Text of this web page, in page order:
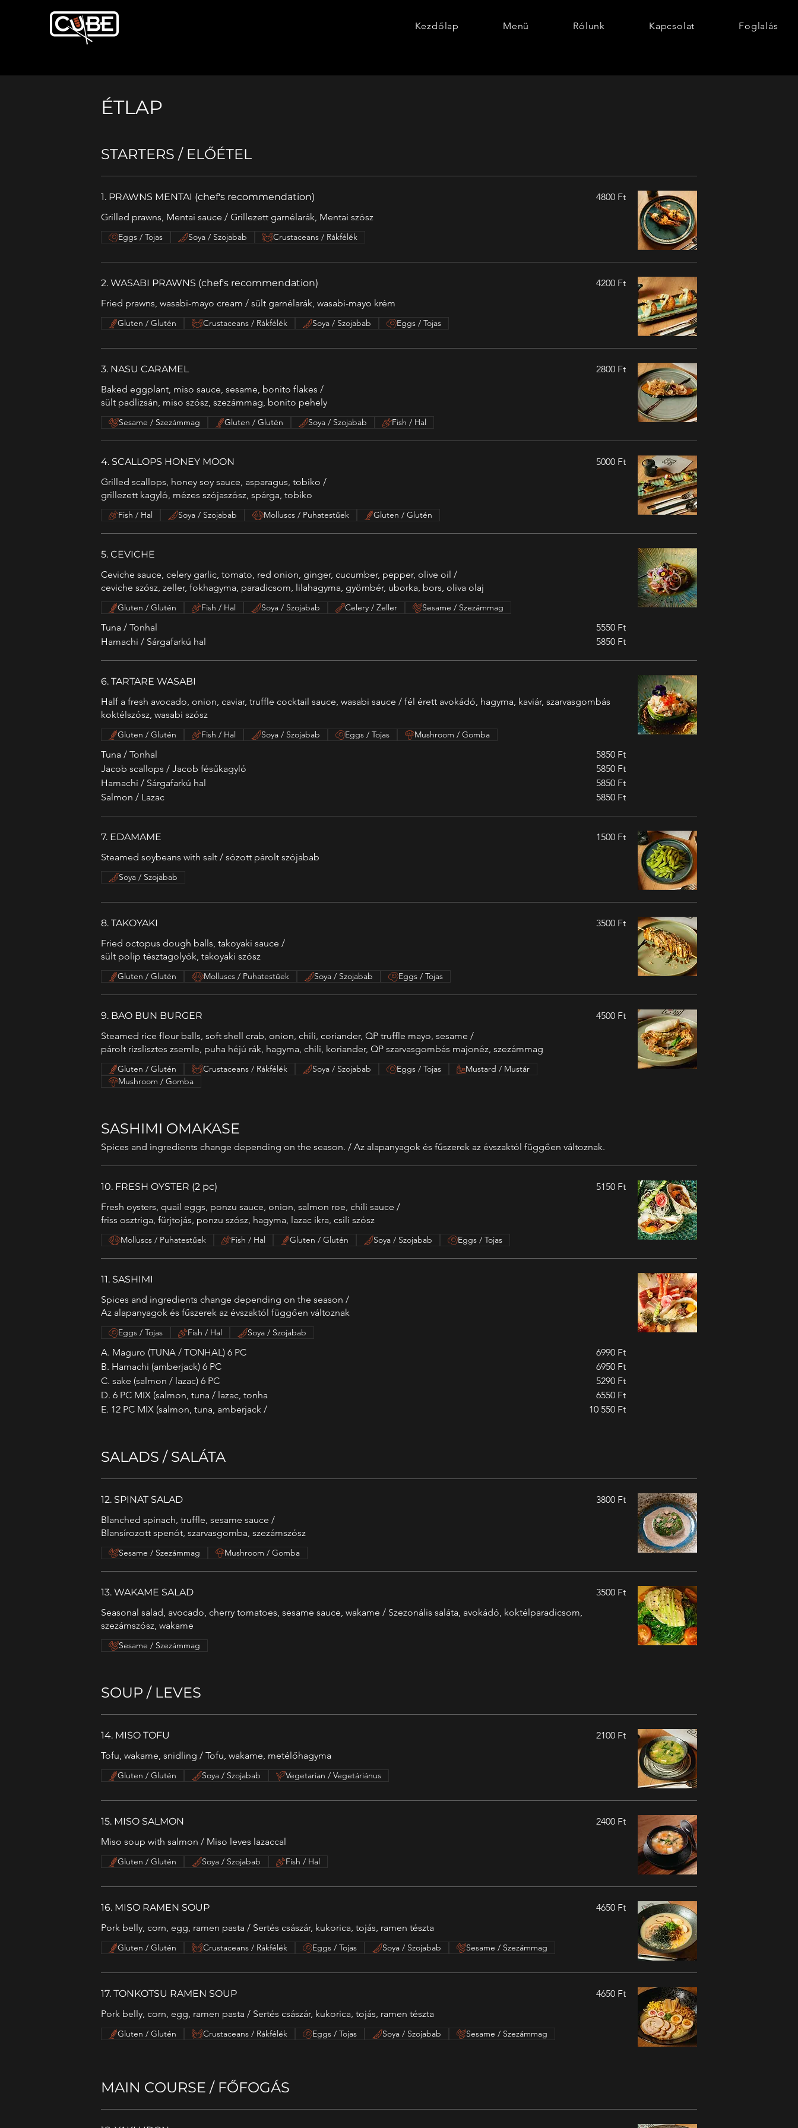
Kezdőlap Menü Rólunk Kapcsolat Foglalás
ÉTLAP
STARTERS / ELŐÉTEL
1. PRAWNS MENTAI (chef's recommendation)
Grilled prawns, Mentai sauce / Grillezett garnélarák, Mentai szósz
4800 Ft
Eggs / Tojas Soya / Szojabab Crustaceans / Rákfélék
2. WASABI PRAWNS (chef's recommendation)
Fried prawns, wasabi-mayo cream / sült garnélarák, wasabi-mayo krém
4200 Ft
Gluten / Glutén Crustaceans / Rákfélék Soya / Szojabab Eggs / Tojas
3. NASU CARAMEL
Baked eggplant, miso sauce, sesame, bonito flakes /
sült padlizsán, miso szósz, szezámmag, bonito pehely
2800 Ft
Sesame / Szezámmag Gluten / Glutén Soya / Szojabab Fish / Hal
4. SCALLOPS HONEY MOON
Grilled scallops, honey soy sauce, asparagus, tobiko /
grillezett kagyló, mézes szójaszósz, spárga, tobiko
5000 Ft
Fish / Hal Soya / Szojabab Molluscs / Puhatestűek Gluten / Glutén
5. CEVICHE
Ceviche sauce, celery garlic, tomato, red onion, ginger, cucumber, pepper, olive oil /
ceviche szósz, zeller, fokhagyma, paradicsom, lilahagyma, gyömbér, uborka, bors, oliva olaj
Tuna / Tonhal
5550 Ft
Hamachi / Sárgafarkú hal
5850 Ft
Gluten / Glutén Fish / Hal Soya / Szojabab Celery / Zeller Sesame / Szezámmag
6. TARTARE WASABI
Half a fresh avocado, onion, caviar, truffle cocktail sauce, wasabi sauce / fél érett avokádó, hagyma, kaviár, szarvasgombás
koktélszósz, wasabi szósz
Tuna / Tonhal
5850 Ft
Jacob scallops / Jacob fésűkagyló
5850 Ft
Hamachi / Sárgafarkú hal
5850 Ft
Salmon / Lazac
5850 Ft
Gluten / Glutén Fish / Hal Soya / Szojabab Eggs / Tojas Mushroom / Gomba
7. EDAMAME
Steamed soybeans with salt / sózott párolt szójabab
1500 Ft
Soya / Szojabab
8. TAKOYAKI
Fried octopus dough balls, takoyaki sauce /
sült polip tésztagolyók, takoyaki szósz
3500 Ft
Gluten / Glutén Molluscs / Puhatestűek Soya / Szojabab Eggs / Tojas
9. BAO BUN BURGER
Steamed rice flour balls, soft shell crab, onion, chili, coriander, QP truffle mayo, sesame /
párolt rizslisztes zsemle, puha héjú rák, hagyma, chili, koriander, QP szarvasgombás majonéz, szezámmag
4500 Ft
Gluten / Glutén Crustaceans / Rákfélék Soya / Szojabab Eggs / Tojas
Mustard / Mustár
Mushroom / Gomba
SASHIMI OMAKASE
Spices and ingredients change depending on the season. / Az alapanyagok és fűszerek az évszaktól függően változnak.
10. FRESH OYSTER (2 pc)
Fresh oysters, quail eggs, ponzu sauce, onion, salmon roe, chili sauce /
friss osztriga, fürjtojás, ponzu szósz, hagyma, lazac ikra, csili szósz
5150 Ft
Molluscs / Puhatestűek Fish / Hal Gluten / Glutén Soya / Szojabab Eggs / Tojas
11. SASHIMI
Spices and ingredients change depending on the season /
Az alapanyagok és fűszerek az évszaktól függően változnak
A. Maguro (TUNA / TONHAL) 6 PC
6990 Ft
B. Hamachi (amberjack) 6 PC
6950 Ft
C. sake (salmon / lazac) 6 PC
5290 Ft
D. 6 PC MIX (salmon, tuna / lazac, tonha
6550 Ft
E. 12 PC MIX (salmon, tuna, amberjack /
10 550 Ft
Eggs / Tojas Fish / Hal Soya / Szojabab
SALADS / SALÁTA
12. SPINAT SALAD
Blanched spinach, truffle, sesame sauce /
Blansírozott spenót, szarvasgomba, szezámszósz
3800 Ft
Sesame / Szezámmag Mushroom / Gomba
13. WAKAME SALAD
Seasonal salad, avocado, cherry tomatoes, sesame sauce, wakame / Szezonális saláta, avokádó, koktélparadicsom,
szezámszósz, wakame
3500 Ft
Sesame / Szezámmag
SOUP / LEVES
14. MISO TOFU
Tofu, wakame, snidling / Tofu, wakame, metélőhagyma
2100 Ft
Gluten / Glutén Soya / Szojabab Vegetarian / Vegetáriánus
15. MISO SALMON
Miso soup with salmon / Miso leves lazaccal
2400 Ft
Gluten / Glutén Soya / Szojabab Fish / Hal
16. MISO RAMEN SOUP
Pork belly, corn, egg, ramen pasta / Sertés császár, kukorica, tojás, ramen tészta
4650 Ft
Gluten / Glutén Crustaceans / Rákfélék Eggs / Tojas Soya / Szojabab Sesame / Szezámmag
17. TONKOTSU RAMEN SOUP
Pork belly, corn, egg, ramen pasta / Sertés császár, kukorica, tojás, ramen tészta
4650 Ft
Gluten / Glutén Crustaceans / Rákfélék Eggs / Tojas Soya / Szojabab Sesame / Szezámmag
MAIN COURSE / FŐFOGÁS